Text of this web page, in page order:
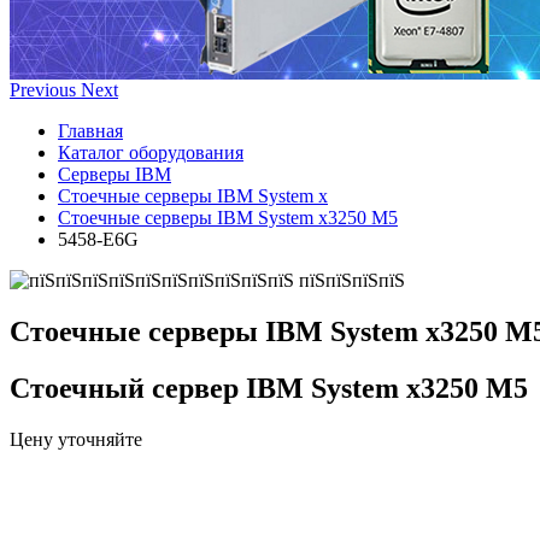
Previous Next
Главная
Каталог оборудования
Серверы IBM
Стоечные серверы IBM System x
Стоечные серверы IBM System x3250 M5
5458-E6G
Стоечные серверы IBM System x3250
Стоечный сервер IBM System x3250 M5
Цену уточняйте